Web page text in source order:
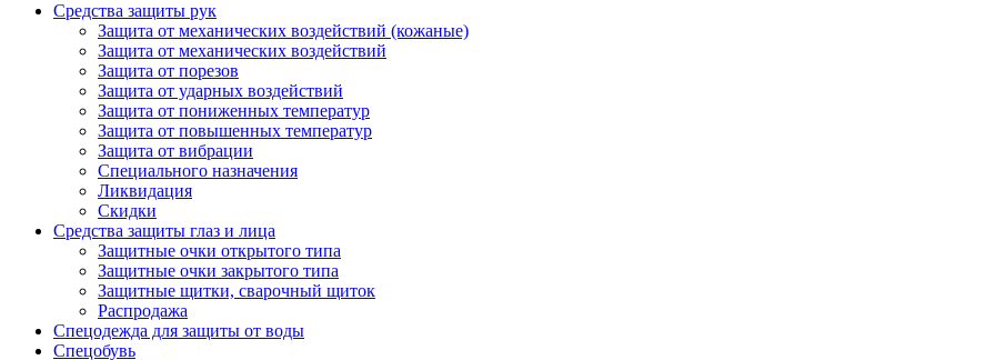
Средства защиты рук
Защита от механических воздействий (кожаные)
Защита от механических воздействий
Защита от порезов
Защита от ударных воздействий
Защита от пониженных температур
Защита от повышенных температур
Защита от вибрации
Специального назначения
Ликвидация
Скидки
Средства защиты глаз и лица
Защитные очки открытого типа
Защитные очки закрытого типа
Защитные щитки, сварочный щиток
Распродажа
Спецодежда для защиты от воды
Спецобувь